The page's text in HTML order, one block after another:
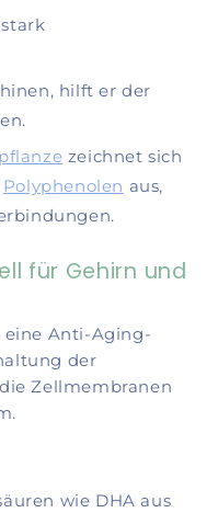
hilft er der
zeichnet sich
Polyphenolen aus,
für Gehirn und
eine Anti-Aging-
der
Zellmembranen
wie DHA aus